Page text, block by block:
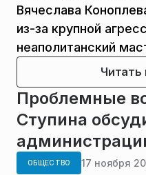
Вячеслава
из-за крупной
неаполитанский
Читать
Проблемные
Ступина
ОБЩЕСТВО 17 ноября